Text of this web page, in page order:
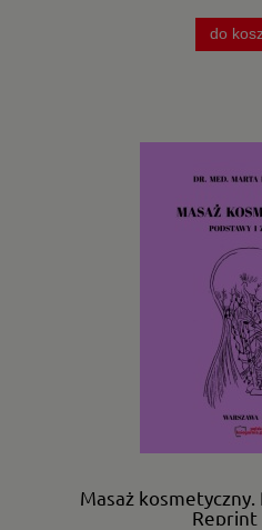
do
Masaż kosmetyczny.
Reprint